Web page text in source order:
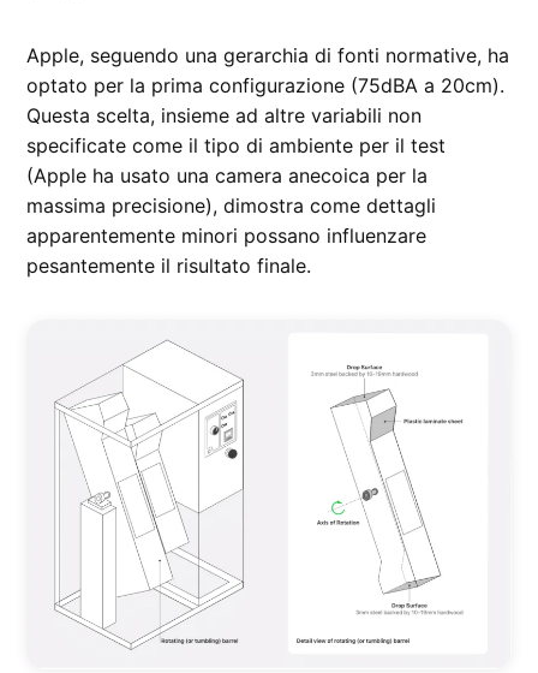
Apple, seguendo una gerarchia di fonti normative, ha
optato per la prima configurazione (75dBA a 20cm).
Questa scelta, insieme ad altre variabili non
specificate come il tipo di ambiente per il test
(Apple ha usato una camera anecoica per la
massima precisione), dimostra come dettagli
apparentemente minori possano influenzare
pesantemente il risultato finale.